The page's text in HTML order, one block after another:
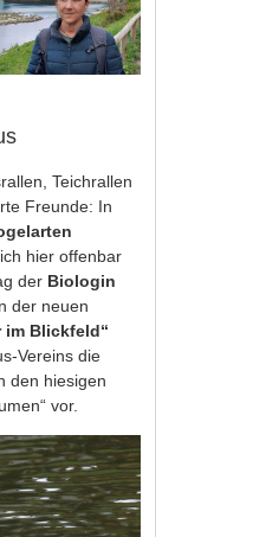
Teichrallen
Freunde: In
hier offenbar
der Biologin
der neuen
im Blickfeld“
Vereins die
den hiesigen
vor.